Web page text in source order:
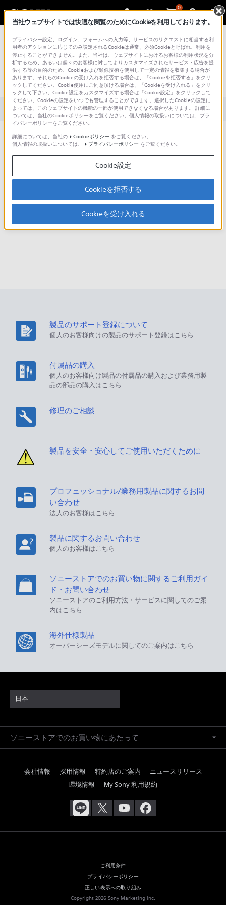
0
総合サポート・お問い合わせ SDM-F27M30 / INZONE M3
文書番号 : 00280184 / 最終更新日 : 2026/06/16
ゲーミングモニター よくある質問
対象製品カテゴリー・製品
このページでは、ゲーミングモニター INZONE に関するよくある
質問と、そのトラブルシューティングについて説明します。
SDM-27Q102 (INZONE M10S II)、SDM-27Q10S
(INZONE M10S)、SDM-27U9M2 (INZONE M9 II)
SDM-U27M90 （INZONE M9）、SDM-F27M30
製品のサポート登録について
個人のお客様向けの製品のサポート登録はこちら
付属品の購入
個人のお客様向け製品の付属品の購入および業務用製
品の部品の購入はこちら
修理のご相談
製品を安全・安心してご使用いただくために
プロフェッショナル/業務用製品に関するお問
い合わせ
法人のお客様はこちら
製品に関するお問い合わせ
個人のお客様はこちら
ソニーストアでのお買い物に関するご利用ガイ
ド・お問い合わせ
ソニーストアのご利用方法・サービスに関してのご案
内はこちら
海外仕様製品
オーバーシーズモデルに関してのご案内はこちら
日本
ソニーストアでのお買い物にあたって
会社情報 採用情報 特約店のご案内
ニュースリリース
環境情報
My Sony 利用規約
ご利用条件
プライバシーポリシー
正しい表示への取り組み
Copyright 2026 Sony Marketing Inc.
当社ウェブサイトでは快適な閲覧のためにCookieを利用しております。
プライバシー設定、ログイン、フォームへの入力等、サービスのリクエストに相当する利
用者のアクションに応じてのみ設定されるCookieは通常、必須Cookieと呼ばれ、利用を
停止することができません。また、当社は、ウェブサイトにおけるお客様の利用状況を分
析するため、あるいは個々のお客様に対してよりカスタマイズされたサービス・広告を提
供する等の目的のため、Cookieおよび類似技術を使用して一定の情報を収集する場合が
あります。それらのCookieの受け入れを拒否する場合は、「Cookieを拒否する」をクリ
ックしてください。Cookie使用にご同意頂ける場合は、「Cookieを受け入れる」をクリ
ックして下さい。Cookie設定をカスタマイズする場合は「Cookie設定」をクリックして
ください。Cookieの設定をいつでも管理することができます。選択したCookieの設定に
よっては、このウェブサイトの機能の一部が使用できなくなる場合があります。 詳細に
ついては、当社のCookieポリシーをご覧ください。個人情報の取扱いについては、プラ
イバシーポリシーをご覧ください。
詳細については、当社の
Cookieポリシー をご覧ください。
個人情報の取扱いについては、
プライバシーポリシー をご覧ください。
Cookie設定
Cookieを拒否する
Cookieを受け入れる